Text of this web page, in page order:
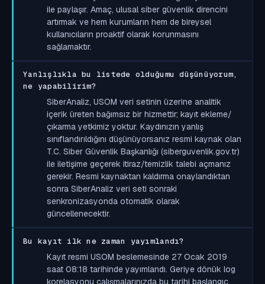
ile paylaşır. Amaç, ulusal siber güvenlik direncini
artırmak ve hem kurumların hem de bireysel
kullanıcıların proaktif olarak korunmasını
sağlamaktır.
Yanlışlıkla bu listede olduğumu düşünüyorum,
ne yapabilirim?
SiberAnaliz, USOM veri setinin üzerine analitik
içerik üreten bağımsız bir hizmettir; kayıt ekleme/
çıkarma yetkimiz yoktur. Kaydınızın yanlış
sınıflandırıldığını düşünüyorsanız resmi kaynak olan
T.C. Siber Güvenlik Başkanlığı (siberguvenlik.gov.tr)
ile iletişime geçerek itiraz/temizlik talebi açmanız
gerekir. Resmi kaynaktan kaldırma onaylandıktan
sonra SiberAnaliz veri seti sonraki
senkronizasyonda otomatik olarak
güncellenecektir.
Bu kayıt ilk ne zaman yayımlandı?
Kayıt resmi USOM beslemesinde 27 Ocak 2019
saat 08:18 tarihinde yayımlandı. Geriye dönük log
korelasyonu çalışmalarınızda bu tarihi başlangıç